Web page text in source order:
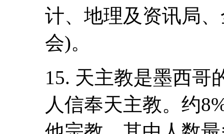
计、地理及资讯局
会)。
15. 天主教是墨西哥
人信奉天主教。约